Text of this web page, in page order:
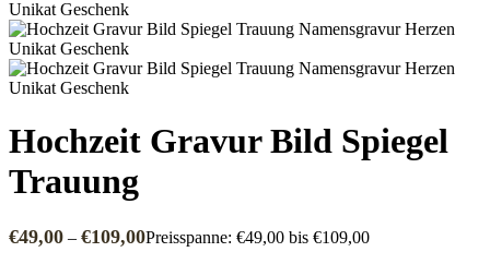
Hochzeit Gravur Bild Spiegel
Trauung
€49,00 – €109,00Preisspanne: €49,00 bis €109,00